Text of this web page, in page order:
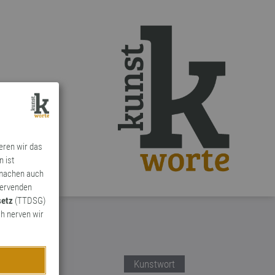
wir das
ist
auch
(TTDSG)
nerven wir
Kunstwort